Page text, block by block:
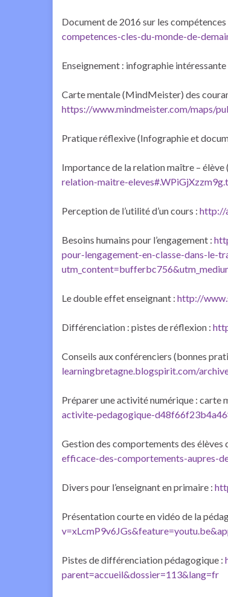
Document de 2016 sur les compétences
competences-cles-du-monde-de-
Enseignement : infographie intéressante
Carte mentale (MindMeister) des
https://www.mindmeister.com/maps/
Pratique réflexive (Infographie et
Importance de la relation maître – élève
relation-maitre-
Perception de l’utilité d’un cours : http://
Besoins humains pour l’engagement :
pour-lengagement-en-classe-dans-le-
Le double effet enseignant : http://
Différenciation : pistes de réflexion :
Conseils aux conférenciers (bonnes
learningbretagne.blogspirit.com/
Préparer une activité numérique : carte
activite-pedagogique-
Gestion des comportements des élèves
efficace-des-comportements-aupres-
Divers pour l’enseignant en primaire :
Présentation courte en vidéo de la
Pistes de différenciation pédagogique :
parent=accueil&dossier=113&lang=fr